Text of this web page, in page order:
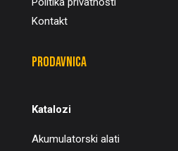
Kontakt
Prodavnica
Katalozi
Akumulatorski alati